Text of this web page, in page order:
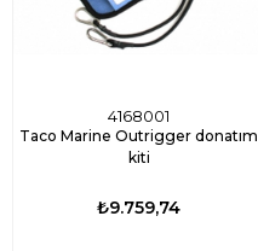
4168001
Taco Marine Outrigger donatım
kiti
₺9.759,74